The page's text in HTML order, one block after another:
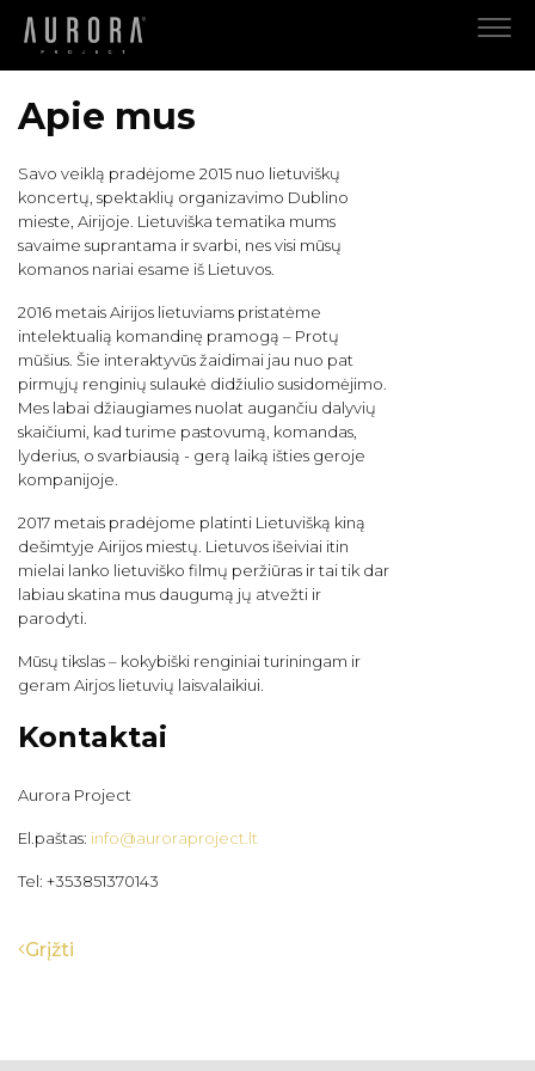
Apie mus
Savo veiklą pradėjome 2015 nuo lietuviškų
koncertų, spektaklių organizavimo Dublino
mieste, Airijoje. Lietuviška tematika mums
savaime suprantama ir svarbi, nes visi mūsų
komanos nariai esame iš Lietuvos.
2016 metais Airijos lietuviams pristatėme
intelektualią komandinę pramogą – Protų
mūšius. Šie interaktyvūs žaidimai jau nuo pat
pirmųjų renginių sulaukė didžiulio susidomėjimo.
Mes labai džiaugiames nuolat augančiu dalyvių
skaičiumi, kad turime pastovumą, komandas,
lyderius, o svarbiausią - gerą laiką išties geroje
kompanijoje.
2017 metais pradėjome platinti Lietuvišką kiną
dešimtyje Airijos miestų. Lietuvos išeiviai itin
mielai lanko lietuviško filmų peržiūras ir tai tik dar
labiau skatina mus daugumą jų atvežti ir
parodyti.
Mūsų tikslas – kokybiški renginiai turiningam ir
geram Airjos lietuvių laisvalaikiui.
Kontaktai
Aurora Project
El.paštas: info@auroraproject.lt
Tel: +353851370143
Grįžti